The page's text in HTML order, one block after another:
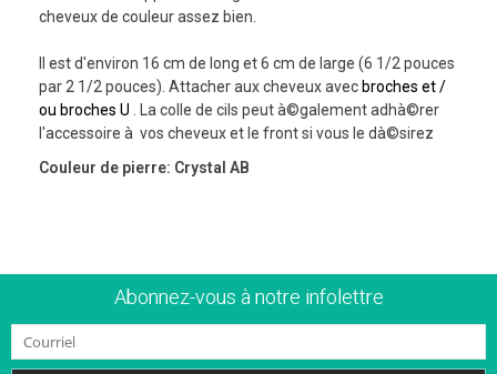
cheveux de couleur assez bien.
Il est d'environ 16 cm de long et 6 cm de large (6 1/2 pouces
par 2 1/2 pouces). Attacher aux cheveux avec broches et /
ou broches U
. La colle de cils peut à©galement adhà©rer
l'accessoire à vos cheveux et le front si vous le dà©sirez
Couleur de pierre: Crystal AB
Abonnez-vous à notre infolettre